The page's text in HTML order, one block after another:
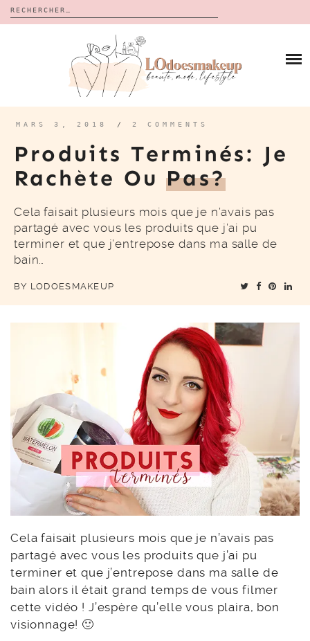
Rechercher :
CALENDRIERS DE L’AVENT
BON PLAN
À PROPOS
CONTACT
MARS 3, 2018 / 2 COMMENTS
Produits Terminés: Je
Rachète OuPas?
Cela faisait plusieurs mois que je n’avais pas
partagé avec vous les produits que j’ai pu
terminer et que j’entrepose dans ma salle de
bain…
BY LODOESMAKEUP
Cela faisait plusieurs mois que je n’avais pas
partagé avec vous les produits que j’ai pu
terminer et que j’entrepose dans ma salle de
bain alors il était grand temps de vous filmer
cette vidéo ! J’espère qu’elle vous plaira, bon
visionnage! 🙂